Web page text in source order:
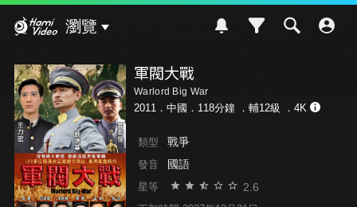
瀏覽
軍閥大戰
Warlord Big War
2011．中國．118分鐘 ． 輔12級 ．4K
類型 戰爭
發音 國語
星等 2.6